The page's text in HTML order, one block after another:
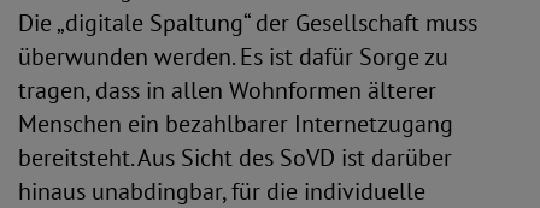
Die „digitale Spaltung“ der Gesellschaft muss
überwunden werden. Es ist dafür Sorge zu
tragen, dass in allen Wohnformen älterer
Menschen ein bezahlbarer Internetzugang
bereitsteht. Aus Sicht des SoVD ist darüber
hinaus unabdingbar, für die individuelle